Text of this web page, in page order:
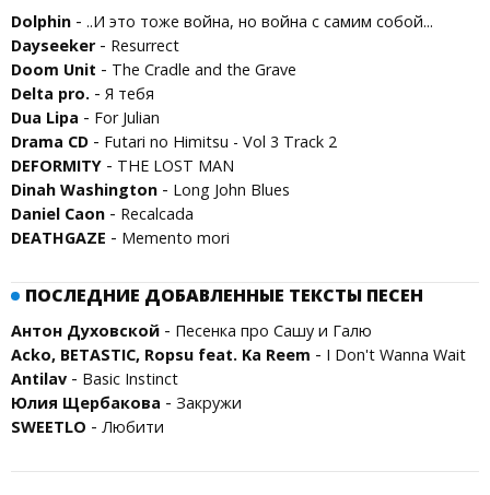
Dolphin - ..И это тоже война, но война с самим собой...
Dayseeker- Resurrect
Doom Unit - The Cradle and the Grave
Delta pro. - Я тебя
Dua Lipa - For Julian
Drama CD - Futari no Himitsu - Vol 3 Track 2
DEFORMITY - THE LOST MAN
Dinah Washington - Long John Blues
Daniel Caon - Recalcada
DEATHGAZE - Memento mori
ПОСЛЕДНИЕ ДОБАВЛЕННЫЕ ТЕКСТЫ ПЕСЕН
Антон Духовской - Песенка про Сашу и Галю
Acko, BETASTIC, Ropsu feat. Ka Reem - I Don't Wanna Wait
Antilav - Basic Instinct
Юлия Щербакова - Закружи
SWEETLO - Любити